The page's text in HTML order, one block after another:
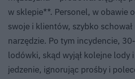
w sklepie**. Personel, w obawie
swoje i klientów, szybko
narzędzie. Po tym incydencie,
lodówki, skąd wyjął kolejne lody
jedzenie, ignorując prośby i